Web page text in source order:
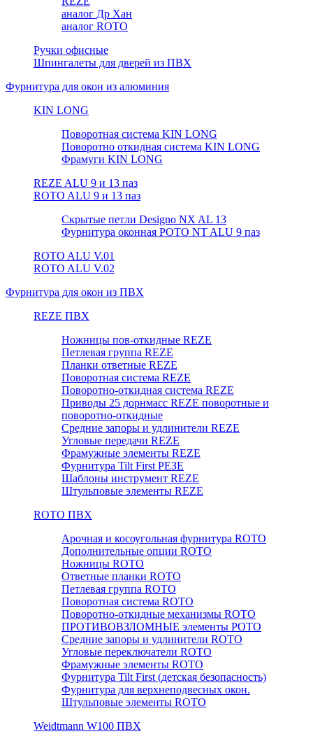
аналог Др Хан
аналог ROTO
Ручки офисные
Шпингалеты для дверей из ПВХ
Фурнитура для окон из алюминия
KIN LONG
Поворотная система KIN LONG
Поворотно откидная система KIN LONG
Фрамуги KIN LONG
REZE ALU 9 и 13 паз
ROTO ALU 9 и 13 паз
Скрытые петли Designo NX AL 13
Фурнитура оконная РОТО NT ALU 9 паз
ROTO ALU V.01
ROTO ALU V.02
Фурнитура для окон из ПВХ
REZE ПВХ
Ножницы пов-откидные REZE
Петлевая группа REZE
Планки ответные REZE
Поворотная система REZE
Поворотно-откидная система REZE
Приводы 25 дорнмасс REZE поворотные и
поворотно-откидные
Средние запоры и удлинители REZE
Угловые передачи REZE
Фрамужные элементы REZE
Фурнитура Tilt First РЕЗЕ
Шаблоны инструмент REZE
Штульповые элементы REZE
RОTO ПВХ
Арочная и косоугольная фурнитура ROTO
Дополнительные опции ROTO
Ножницы ROTO
Ответные планки ROTO
Петлевая группа ROTO
Поворотная система ROTO
Поворотно-откидные механизмы ROTO
ПРОТИВОВЗЛОМНЫЕ элементы РОТО
Средние запоры и удлинители ROTO
Угловые переключатели ROTO
Фрамужные элементы ROTO
Фурнитура Tilt First (детская безопасность)
Фурнитура для верхнеподвесных окон.
Штульповые элементы ROTO
Weidtmann W100 ПВХ